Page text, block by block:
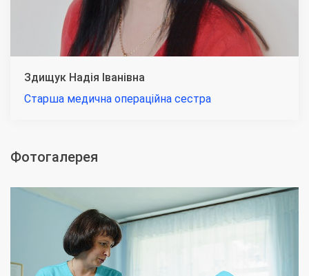
Здищук Надія Іванівна
Старша медична операційна сестра
Фотогалерея